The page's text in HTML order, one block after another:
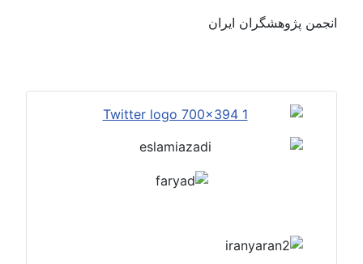
پژوهشگران ایران